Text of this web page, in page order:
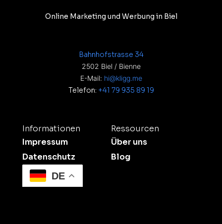
Online Marketing und Werbung in Biel
Bahnhofstrasse 34
2502 Biel / Bienne
E-Mail: hi@kligg.me
Telefon: +41 79 935 89 19
Informationen
Impressum
Datenschutz
Ressourcen
Über uns
Blog
DE